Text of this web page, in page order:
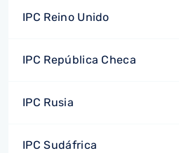
IPC Reino Unido
IPC República Checa
IPC Rusia
IPC Sudáfrica